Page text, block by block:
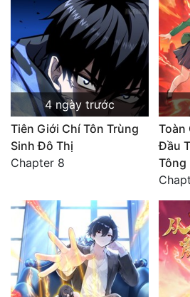
4 ngày trước
Tiên Giới Chí Tôn Trùng
Sinh Đô Thị
Chapter 8
Toàn
Đầu
Tông